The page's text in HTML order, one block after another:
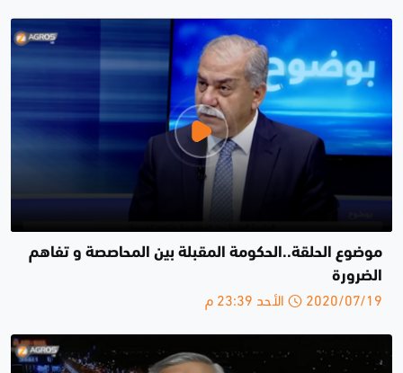
موضوع الحلقة..الحكومة المقبلة بين المحاصصة و تفاهم
الضرورة
2020/07/19 الأحد 23:39 م